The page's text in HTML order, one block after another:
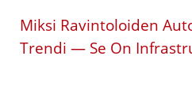
Miksi Ravintoloiden
Trendi — Se On